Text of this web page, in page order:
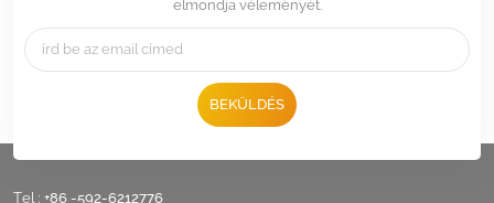
elmondja véleményét.
BEKÜLDÉS
Tel : +86 -592-6212776